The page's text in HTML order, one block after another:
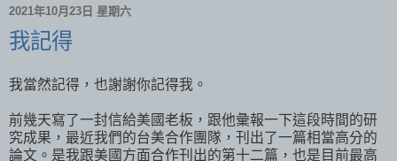
2021年10月23日 星期六
我記得
我當然記得，也謝謝你記得我。
前幾天寫了一封信給美國老板，跟他彙報一下這段時間的研
究成果，最近我們的台美合作團隊，刊出了一篇相當高分的
論文。是我跟美國方面合作刊出的第十二篇，也是目前最高